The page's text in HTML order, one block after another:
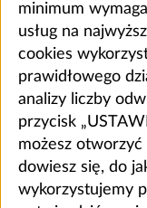
minimum
usług na
cookies
prawidłowego
analizy liczby
przycisk
możesz
dowiesz się, do
wykorzystujemy